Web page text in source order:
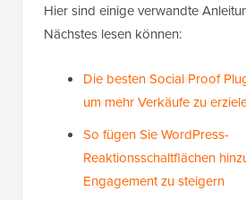
Hier sind einige verwandte
Nächstes lesen können:
Die besten Social Proof
um mehr Verkäufe zu
So fügen Sie WordPress-
Reaktionsschaltflächen
Engagement zu steigern